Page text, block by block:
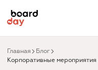
Главная
Блог